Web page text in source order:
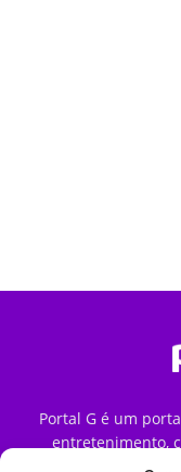
Portal G é um
entretenimento,
streaming, games